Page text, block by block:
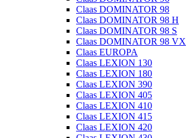
Claas DOMINATOR 98
Claas DOMINATOR 98 H
Claas DOMINATOR 98 S
Claas DOMINATOR 98 VX
Claas EUROPA
Claas LEXION 130
Claas LEXION 180
Claas LEXION 390
Claas LEXION 405
Claas LEXION 410
Claas LEXION 415
Claas LEXION 420